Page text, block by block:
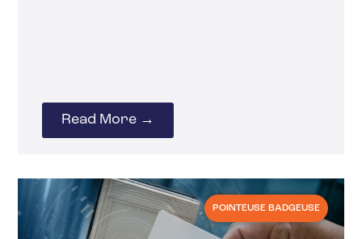
Read More →
POINTEUSE BADGEUSE